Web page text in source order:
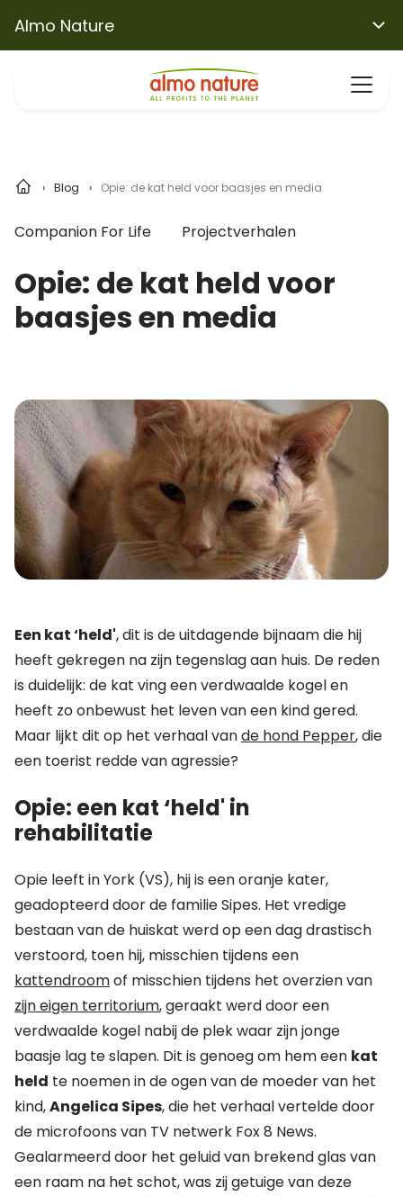
Almo Nature
Blog Opie: de kat held voor baasjes en media
Companion For Life Projectverhalen
Opie: de kat held voor
baasjes en media
Een kat ‘held', dit is de uitdagende bijnaam die hij
heeft gekregen na zijn tegenslag aan huis. De reden
is duidelijk: de kat ving een verdwaalde kogel en
heeft zo onbewust het leven van een kind gered.
Maar lijkt dit op het verhaal vande hond Pepper, die
een toerist redde van agressie?
Opie: een kat ‘held' in
rehabilitatie
Opie leeft in York (VS), hij is een oranje kater,
geadopteerd door de familie Sipes. Het vredige
bestaan van de huiskat werd op een dag drastisch
verstoord, toen hij, misschien tijdens een
kattendroomof misschien tijdens het overzien van
zijn eigen territorium, geraakt werd door een
verdwaalde kogel nabij de plek waar zijn jonge
baasje lag te slapen. Dit is genoeg om hem een kat
held te noemen in de ogen van de moeder van het
kind,Angelica Sipes, die het verhaal vertelde door
de microfoons van TV netwerk Fox 8 News.
Gealarmeerd door het geluid van brekend glas van
een raam na het schot, was zij getuige van deze